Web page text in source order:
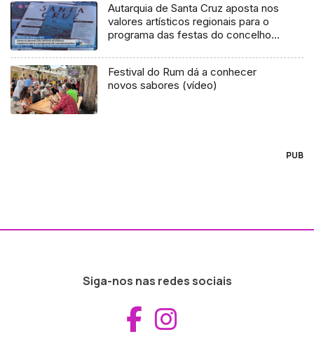
Autarquia de Santa Cruz aposta nos
valores artísticos regionais para o
programa das festas do concelho
Festival do Rum dá a conhecer
novos sabores (vídeo)
PUB
Siga-nos nas redes sociais
Aceder ao